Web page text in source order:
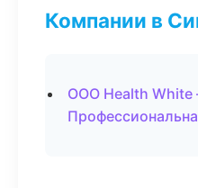
Компании в
ООО Health